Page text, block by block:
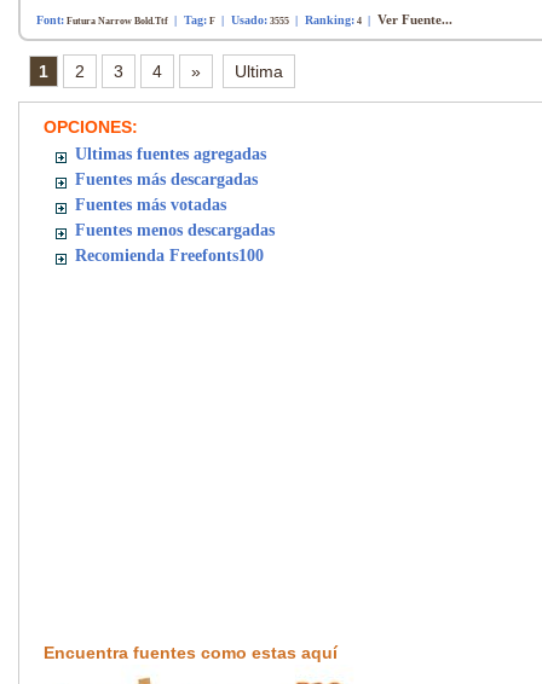
Font: Futura Narrow Bold.Ttf | Tag: F | Usado: 3555 | Ranking: 4 | Ver Fuente...
1 2 3 4 » Ultima
OPCIONES:
Ultimas fuentes agregadas
Fuentes más descargadas
Fuentes más votadas
Fuentes menos descargadas
Recomienda Freefonts100
Encuentra fuentes como estas aquí